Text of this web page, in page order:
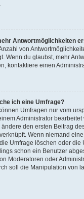
Antwortmöglichkeiten
von
Wenn du glaubst, mehr
kontaktiere einen
ich eine Umfrage?
Umfragen nur vom
Administrator bearbeitet
den ersten Beitrag
Wenn niemand
Umfrage löschen oder die
schon ein Benutzer
Moderatoren oder
soll die Manipulation von